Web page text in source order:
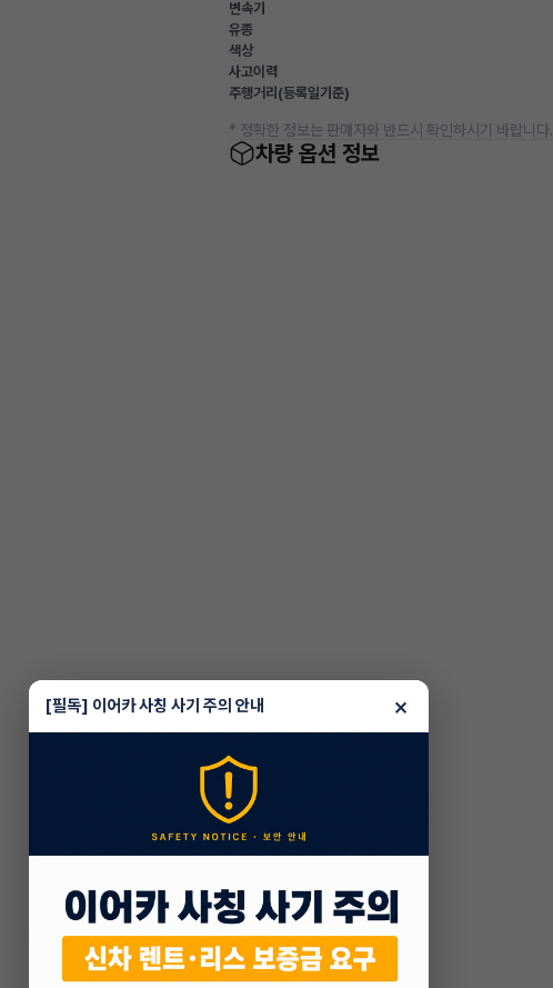
변속기
유종
색상
사고이력
주행거리(등록일기준)
* 정확한 정보는 판매자와 반드시 확인하시기 바랍니다.
차량 옵션 정보
[필독] 이어카 사칭 사기 주의 안내 ×